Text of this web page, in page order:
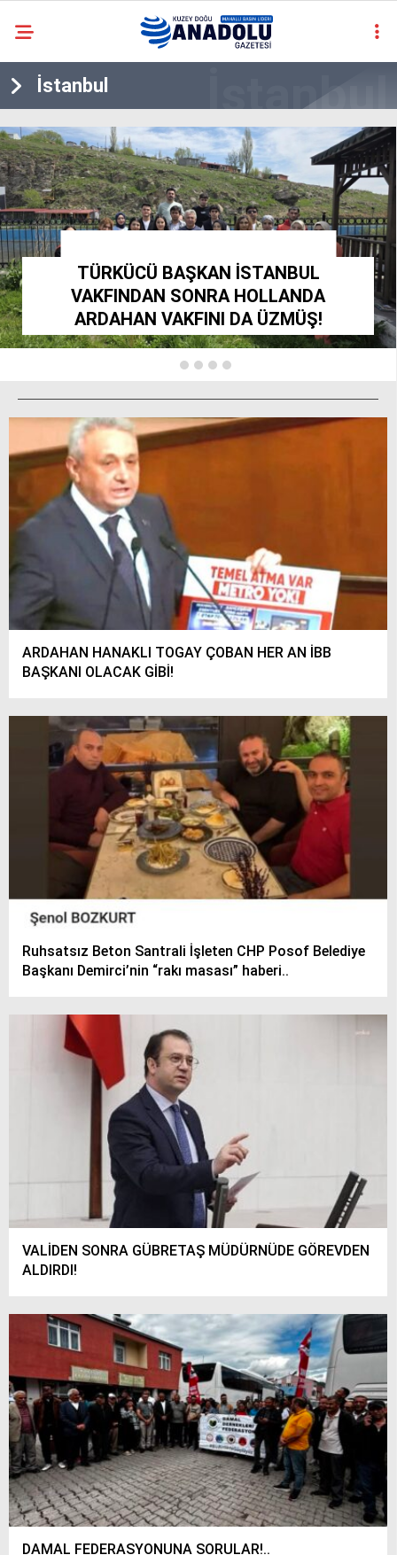
casino
siteleri
bonusu
veren
siteler
deneme
bonusu
veren
siteler
2025
deneme
bonusu
veren
siteler
veren
siteler
deneme
bonusu
siteler
editorbet
İstanbul
TÜRKÜCÜ BAŞKAN İSTANBUL
VAKFINDAN SONRA HOLLANDA
ARDAHAN VAKFINI DA ÜZMÜŞ!
ARDAHAN HANAKLI TOGAY ÇOBAN HER AN İBB
BAŞKANI OLACAK GİBİ!
Ruhsatsız Beton Santrali İşleten CHP Posof Belediye
Başkanı Demirci’nin “rakı masası” haberi..
VALİDEN SONRA GÜBRETAŞ MÜDÜRNÜDE GÖREVDEN
ALDIRDI!
DAMAL FEDERASYONUNA SORULAR!..